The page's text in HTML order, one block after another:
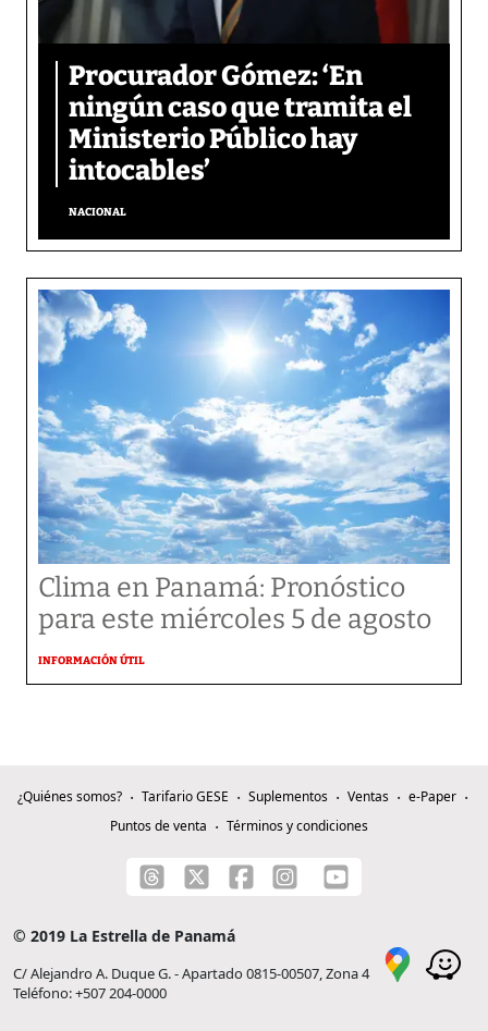
Procurador Gómez: ‘En
ningún caso que tramita el
Ministerio Público hay
intocables’
NACIONAL
Clima en Panamá: Pronóstico
para este miércoles 5 de agosto
INFORMACIÓN ÚTIL
¿Quiénes somos? Tarifario GESE Suplementos Ventas
e-Paper
Puntos de venta
Términos y condiciones
© 2019 La Estrella de Panamá
C/ Alejandro A. Duque G. - Apartado 0815-00507, Zona 4
Teléfono: +507 204-0000